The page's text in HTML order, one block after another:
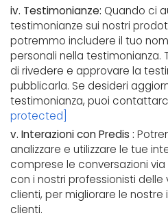
iv. Testimonianze: Quando ci
testimonianze sui nostri
potremmo includere il tuo
personali nella testimonianza.
di rivedere e approvare la
pubblicarla. Se desideri
testimonianza, puoi
protected]
v. Interazioni con Predis :
analizzare e utilizzare le tue
comprese le conversazioni
con i nostri professionisti
clienti, per migliorare le
clienti.